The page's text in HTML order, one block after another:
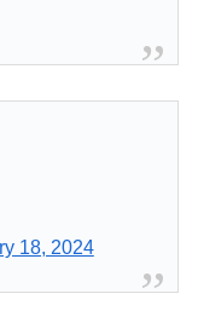
18, 2024